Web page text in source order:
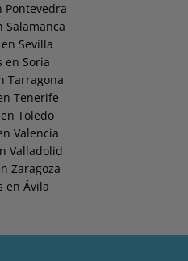
Pontevedra
Salamanca
Sevilla
en Soria
Tarragona
Tenerife
Toledo
Valencia
Valladolid
Zaragoza
en Ávila